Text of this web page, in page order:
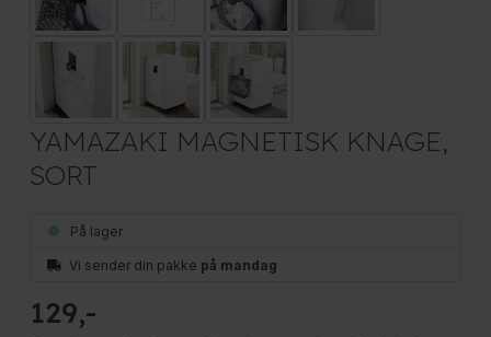
YAMAZAKI MAGNETISK KNAGE,
SORT
På lager
Vi sender din pakke på mandag
129